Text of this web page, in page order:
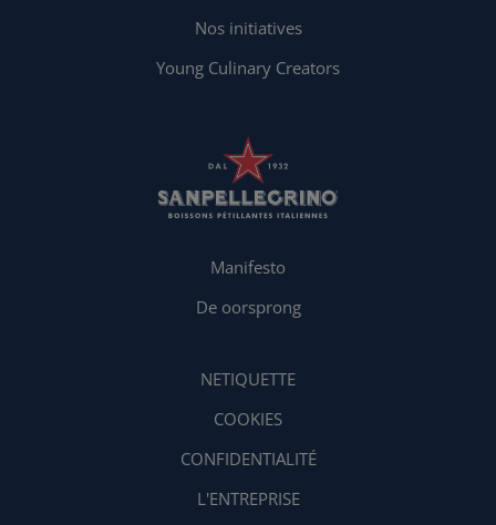
Nos initiatives
Young Culinary Creators
Manifesto
De oorsprong
NETIQUETTE
COOKIES
CONFIDENTIALITÉ
L'ENTREPRISE